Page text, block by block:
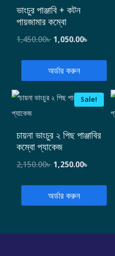
ভাংচুর পাঞ্জাবি + কটন
পায়জামার কম্বো
1,450.00৳ 1,050.00৳
অর্ডার করুন
Sale!
চায়না ভাংচুর ২ পিছ পাঞ্জাবির
কম্বো প্যাকেজ
2,150.00৳ 1,250.00৳
অর্ডার করুন